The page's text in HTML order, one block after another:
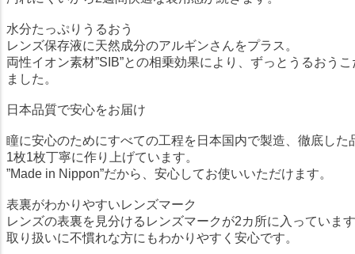
水分たっぷりうるおう
レンズ保存液に天然成分のアルギンさんをプラス。
両性イオン素材”SIB”との相乗効果により、ずっとうるおう
ました。
日本品質で安心をお届け
瞳に安心のためにすべての工程を日本国内で製造、徹底した
1枚1枚丁寧に作り上げています。
”Made in Nippon”だから、安心してお使いいただけます。
表裏がわかりやすいレンズマーク
レンズの表裏を見分けるレンズマークが2カ所に入っていま
取り扱いに不慣れな方にもわかりやすく安心です。